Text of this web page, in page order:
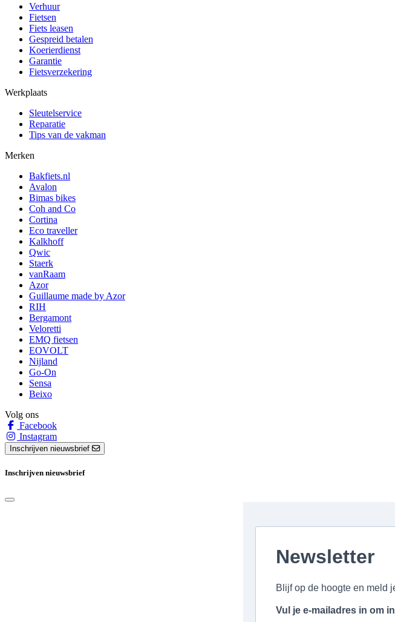
Verhuur
Fietsen
Fiets leasen
Gespreid betalen
Koerierdienst
Garantie
Fietsverzekering
Werkplaats
Sleutelservice
Reparatie
Tips van de vakman
Merken
Bakfiets.nl
Avalon
Bimas bikes
Coh and Co
Cortina
Eco traveller
Kalkhoff
Qwic
Staerk
vanRaam
Azor
Guillaume made by Azor
RIH
Bergamont
Veloretti
EMQ fietsen
EOVOLT
Nijland
Go-On
Sensa
Beixo
Volg ons
Facebook
Instagram
Inschrijven nieuwsbrief
Inschrijven nieuwsbrief